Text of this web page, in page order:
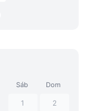
Sáb Dom
1 2